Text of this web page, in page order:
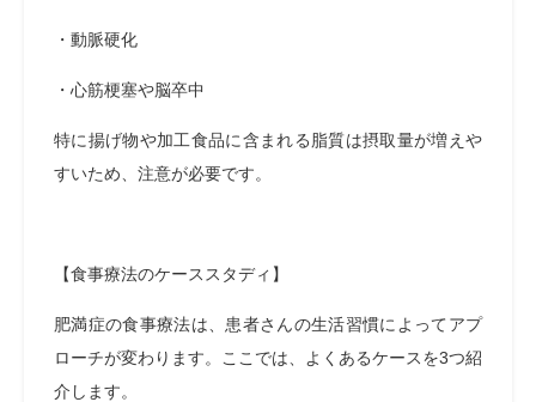
・動脈硬化
・心筋梗塞や脳卒中
特に揚げ物や加工食品に含まれる脂質は摂取量が増えや
すいため、注意が必要です。
【食事療法のケーススタディ】
肥満症の食事療法は、患者さんの生活習慣によってアプ
ローチが変わります。ここでは、よくあるケースを3つ紹
介します。